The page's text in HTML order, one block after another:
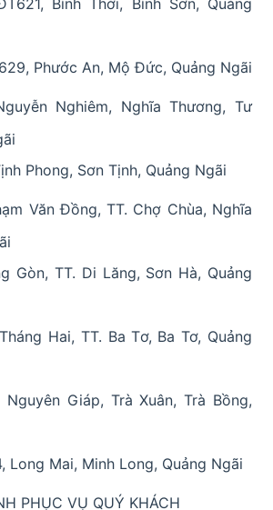
Bình Thới, Bình Sơn, Quảng
Phước An, Mộ Đức, Quảng Ngãi
Nghiêm, Nghĩa Thương, Tư
Phong, Sơn Tịnh, Quảng Ngãi
Văn Đồng, TT. Chợ Chùa, Nghĩa
Gòn, TT. Di Lăng, Sơn Hà, Quảng
Hai, TT. Ba Tơ, Ba Tơ, Quảng
Giáp, Trà Xuân, Trà Bồng,
Long Mai, Minh Long, Quảng Ngãi
PHỤC VỤ QUÝ KHÁCH